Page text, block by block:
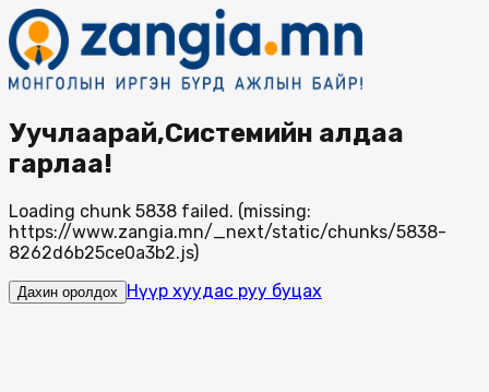
Уучлаарай,Системийн алдаа
гарлаа!
Loading chunk 5838 failed. (missing:
https://www.zangia.mn/_next/static/chunks/5838-
8262d6b25ce0a3b2.js)
Дахин оролдох Нүүр хуудас руу буцах